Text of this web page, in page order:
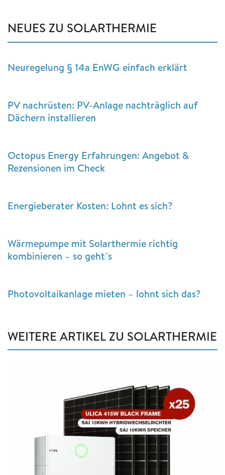
NEUES ZU SOLARTHERMIE
Neuregelung § 14a EnWG einfach erklärt
PV nachrüsten: PV-Anlage nachträglich auf
Dächern installieren
Octopus Energy Erfahrungen: Angebot &
Rezensionen im Check
Energieberater Kosten: Lohnt es sich?
Wärmepumpe mit Solarthermie richtig
kombinieren – so geht´s
Photovoltaikanlage mieten – lohnt sich das?
WEITERE ARTIKEL ZU SOLARTHERMIE